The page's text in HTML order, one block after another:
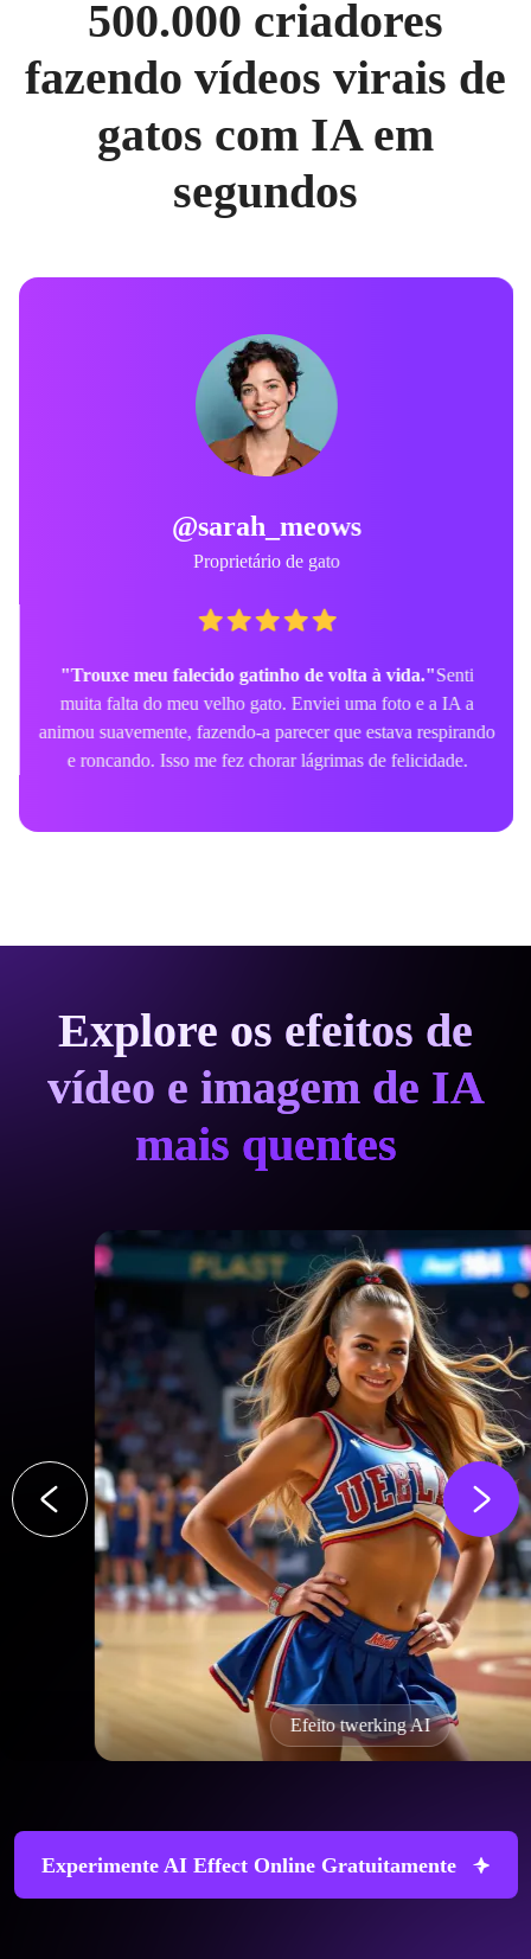
500.000 criadores
fazendo vídeos virais de
gatos com IA em
segundos
@sarah_meows
Proprietário de gato
"Trouxe meu falecido gatinho de volta à vida."Senti
muita falta do meu velho gato. Enviei uma foto e a IA a
animou suavemente, fazendo-a parecer que estava respirando
e roncando. Isso me fez chorar lágrimas de felicidade.
Explore os efeitos de
vídeo e imagem de IA
mais quentes
Efeito twerking AI
Experimente AI Effect Online Gratuitamente